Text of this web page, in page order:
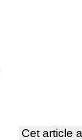
Cet article